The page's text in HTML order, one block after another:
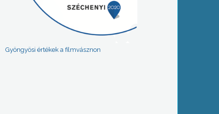
Gyöngyösi értékek a filmvásznon